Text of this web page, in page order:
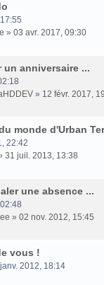
» 03 avr. 2017, 09:30
anniversaire ...
» 12 févr. 2017,
monde d'Urban
22:42
31 juil. 2013, 13:38
une absence ...
» 02 nov. 2012, 15:45
vous !
2012, 18:14